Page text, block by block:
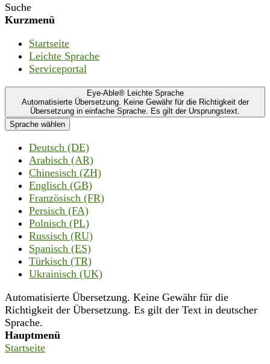
Suche
Kurzmenü
Startseite
Leichte Sprache
Serviceportal
Eye-Able® Leichte Sprache
Automatisierte Übersetzung. Keine Gewähr für die Richtigkeit der
Übersetzung in einfache Sprache. Es gilt der Ursprungstext.
Sprache wählen
Deutsch (DE)
Arabisch (AR)
Chinesisch (ZH)
Englisch (GB)
Französisch (FR)
Persisch (FA)
Polnisch (PL)
Russisch (RU)
Spanisch (ES)
Türkisch (TR)
Ukrainisch (UK)
Automatisierte Übersetzung. Keine Gewähr für die
Richtigkeit der Übersetzung. Es gilt der Text in deutscher
Sprache.
Hauptmenü
Startseite